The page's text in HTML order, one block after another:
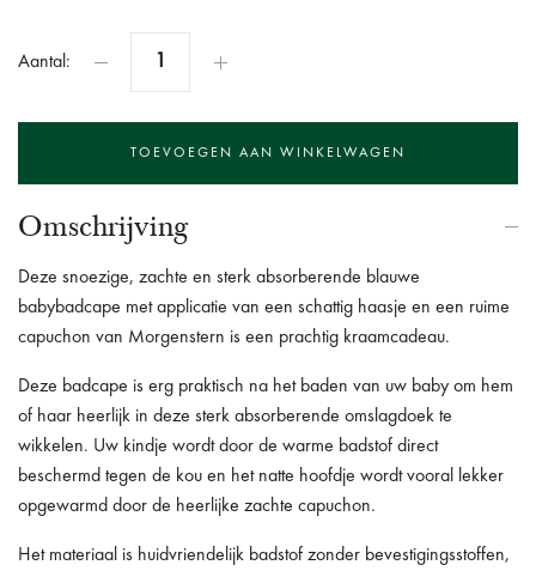
Aantal:
Omschrijving
Deze snoezige, zachte en sterk absorberende blauwe
babybadcape met applicatie van een schattig haasje en een ruime
capuchon van Morgenstern is een prachtig kraamcadeau.
Deze badcape is erg praktisch na het baden van uw baby om hem
of haar heerlijk in deze sterk absorberende omslagdoek te
wikkelen. Uw kindje wordt door de warme badstof direct
beschermd tegen de kou en het natte hoofdje wordt vooral lekker
opgewarmd door de heerlijke zachte capuchon.
Het materiaal is huidvriendelijk badstof zonder bevestigingsstoffen,